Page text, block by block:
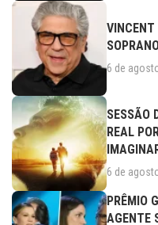
VINCENT
6 de
SESSÃO
REAL
6 de
PRÊMIO
AGENTE